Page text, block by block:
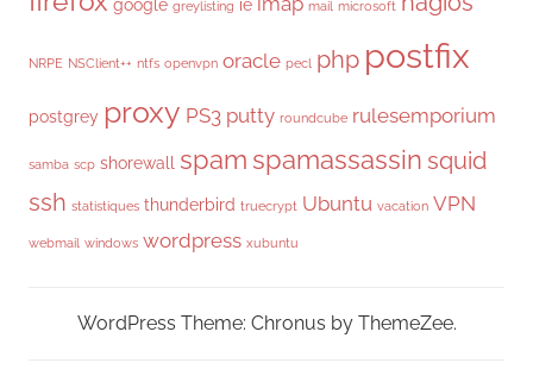
google greylisting ie mail microsoft
NRPE NSClient++ ntfs openvpn oracle pecl php postfix
postgrey proxy PS3 putty roundcube rulesemporium
samba scp shorewall spam spamassassin squid
ssh statistiques thunderbird truecrypt Ubuntu vacation VPN
webmail windows wordpress xubuntu
WordPress Theme: Chronus by ThemeZee.